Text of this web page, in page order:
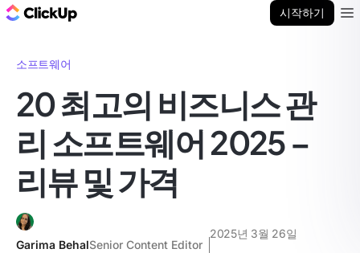
시작하기
소프트웨어
20 최고의 비즈니스 관
리 소프트웨어 2025 –
리뷰 및 가격
Garima BehalSenior Content Editor
2025년 3월 26일